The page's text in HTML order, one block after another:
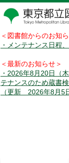
＜図書館からのお知
・メンテナンス日程
＜最新のお知らせ＞
・2026年8月20日（
テナンスのため蔵書
（更新 2026年8月5